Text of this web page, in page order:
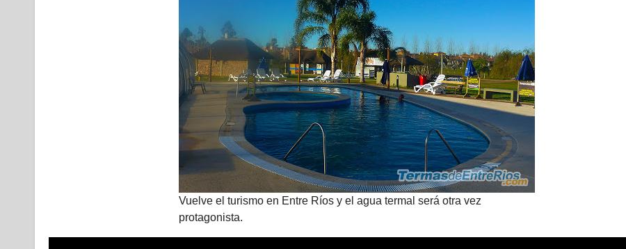
Vuelve el turismo en Entre Ríos y el agua termal será otra vez
protagonista.